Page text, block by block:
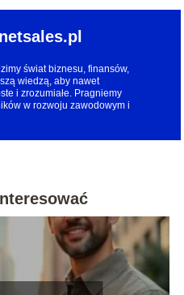
świat biznesu, finansów,
wiedzą, aby nawet
i zrozumiałe. Pragniemy
w rozwoju zawodowym i